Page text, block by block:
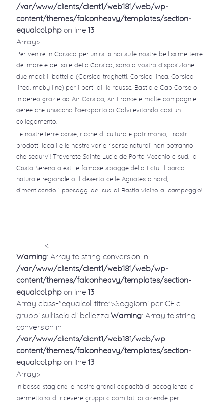
/var/www/clients/client1/web181/web/wp-
content/themes/falconheavy/templates/section-
equalcol.php on line 13
Array>
Per venire in Corsica per unirsi a noi sulle nostre bellissime terre
del mare e del sole della Corsica, sono a vostra disposizione
due modi: il battello (Corsica traghetti, Corsica linea, Corsica
linea, moby line) per i porti di Ile rousse, Bastia e Cap Corse o
in aereo grazie ad Air Corsica, Air France e molte compagnie
aeree che uniscono l’aeroporto di Calvi evitando così un
collegamento.
Le nostre terre corse, ricche di cultura e patrimonio, i nostri
prodotti locali e le nostre varie risorse naturali non potranno
che sedurvi! Troverete Sainte Lucie de Porto Vecchio a sud, la
Costa Serena a est, le famose spiagge della Lotu, il parco
naturale regionale o il deserto delle Agriates a nord,
dimenticando i paesaggi del sud di Bastia vicino al campeggio!
<
Warning: Array to string conversion in
/var/www/clients/client1/web181/web/wp-
content/themes/falconheavy/templates/section-
equalcol.php on line 13
Array class="equalcol-titre">Soggiorni per CE e
gruppi sull'isola di bellezza Warning: Array to string
conversion in
/var/www/clients/client1/web181/web/wp-
content/themes/falconheavy/templates/section-
equalcol.php on line 13
Array>
In bassa stagione le nostre grandi capacità di accoglienza ci
permettono di ricevere gruppi o comitati di aziende per